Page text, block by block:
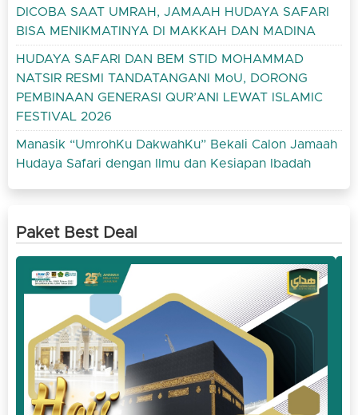
DICOBA SAAT UMRAH, JAMAAH HUDAYA SAFARI
BISA MENIKMATINYA DI MAKKAH DAN MADINA
HUDAYA SAFARI DAN BEM STID MOHAMMAD
NATSIR RESMI TANDATANGANI MoU, DORONG
PEMBINAAN GENERASI QUR’ANI LEWAT ISLAMIC
FESTIVAL 2026
Manasik “UmrohKu DakwahKu” Bekali Calon Jamaah
Hudaya Safari dengan Ilmu dan Kesiapan Ibadah
Paket Best Deal